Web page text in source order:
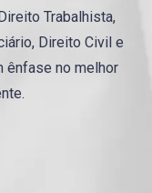
Trabalhista,
Direito Civil e
ênfase no melhor